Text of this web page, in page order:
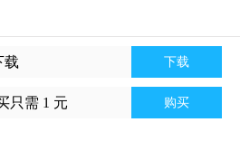
载 下载
只需 1 元 购买